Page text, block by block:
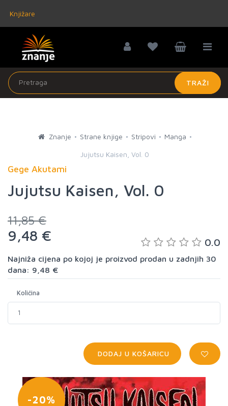
Knjižare
TRAŽI
Znanje Strane knjige Stripovi Manga
Jujutsu Kaisen, Vol. 0
Gege Akutami
Jujutsu Kaisen, Vol. 0
11,85 €
9,48 € 0.0
Najniža cijena po kojoj je proizvod prodan u zadnjih 30
dana: 9,48 €
Količina
DODAJ U KOŠARICU
-20%